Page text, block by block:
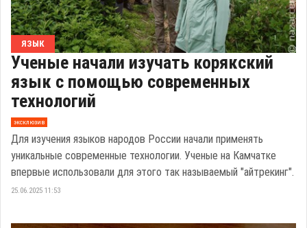
ЯЗЫК
Ученые начали изучать корякский
язык с помощью современных
технологий
эксклюзив
Для изучения языков народов России начали применять
уникальные современные технологии. Ученые на Камчатке
впервые использовали для этого так называемый "айтрекинг".
25.06.2025 11:53